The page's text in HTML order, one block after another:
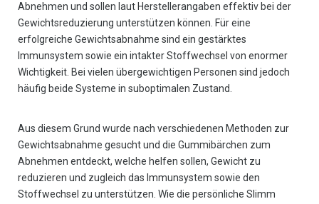
Abnehmen und sollen laut Herstellerangaben effektiv bei der
Gewichtsreduzierung unterstützen können. Für eine
erfolgreiche Gewichtsabnahme sind ein gestärktes
Immunsystem sowie ein intakter Stoffwechsel von enormer
Wichtigkeit. Bei vielen übergewichtigen Personen sind jedoch
häufig beide Systeme in suboptimalen Zustand.
Aus diesem Grund wurde nach verschiedenen Methoden zur
Gewichtsabnahme gesucht und die Gummibärchen zum
Abnehmen entdeckt, welche helfen sollen, Gewicht zu
reduzieren und zugleich das Immunsystem sowie den
Stoffwechsel zu unterstützen. Wie die persönliche Slimm